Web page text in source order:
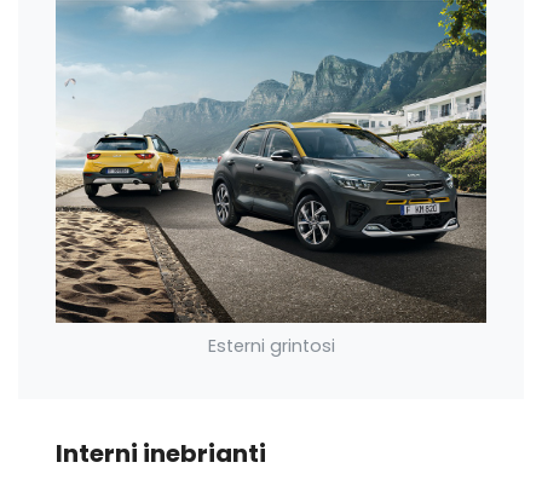
Esterni grintosi
Interni inebrianti